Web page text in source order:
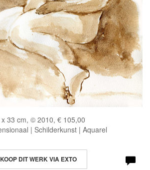
33 cm, © 2010, € 105,00
| Schilderkunst | Aquarel
KOOP DIT WERK VIA EXTO